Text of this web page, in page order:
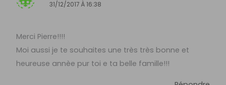
31/12/2017 À 16:38
Merci Pierre!!!!
Moi aussi je te souhaites une très très bonne et
heureuse annèe pur toi e ta belle famille!!!